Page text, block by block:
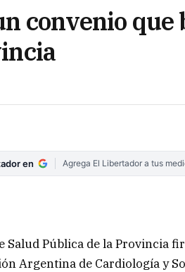
convenio
en Agrega El Libertador a tus
Salud Pública de la Provincia
Argentina de Cardiología y